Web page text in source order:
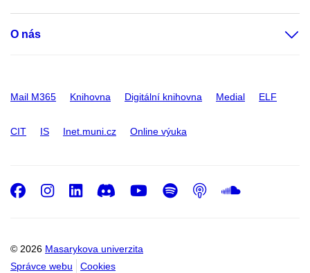
O nás
Mail M365 Knihovna Digitální knihovna Medial ELF
CIT IS Inet.muni.cz Online výuka
© 2026 Masarykova univerzita
Správce webu
Cookies
Facebook
Instagram
LinkedIn
DiscordYoutube
Spotify
Podcast